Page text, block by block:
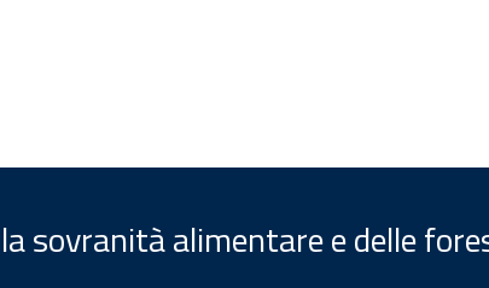
sovranità alimentare e delle